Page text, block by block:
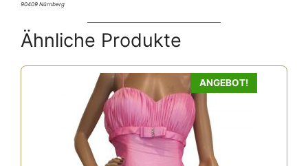
90409 Nürnberg
Ähnliche Produkte
ANGEBOT!